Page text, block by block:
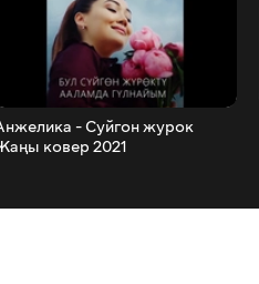
- Суйгон журок
ковер 2021